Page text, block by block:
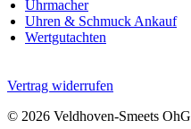
Uhrmacher
Uhren & Schmuck Ankauf
Wertgutachten
Vertrag widerrufen
© 2026 Veldhoven-Smeets OhG